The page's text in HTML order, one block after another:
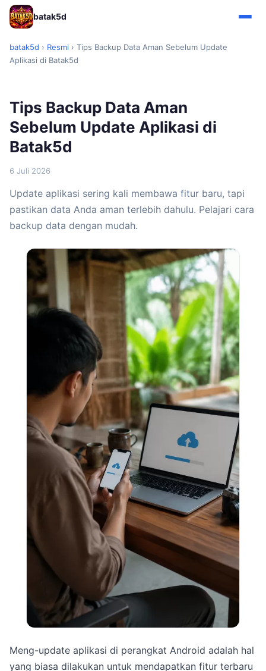
batak5d
batak5d › Resmi › Tips Backup Data Aman Sebelum Update
Aplikasi di Batak5d
Tips Backup Data Aman
Sebelum Update Aplikasi di
Batak5d
6 Juli 2026
Update aplikasi sering kali membawa fitur baru, tapi
pastikan data Anda aman terlebih dahulu. Pelajari cara
backup data dengan mudah.
Meng-update aplikasi di perangkat Android adalah hal
yang biasa dilakukan untuk mendapatkan fitur terbaru